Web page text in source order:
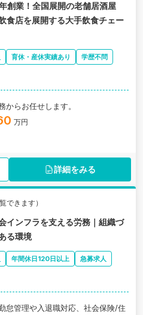
創業！全国展開の老舗居酒屋
食店を展開する大手飲食チェー
育休・産休実績あり
学歴不問
らお任せします。
万円
詳細をみる
できます）
インフラを支える労務｜組織づ
る環境
年間休日120日以上
急募求人
怠管理や入退職対応、社会保険/住